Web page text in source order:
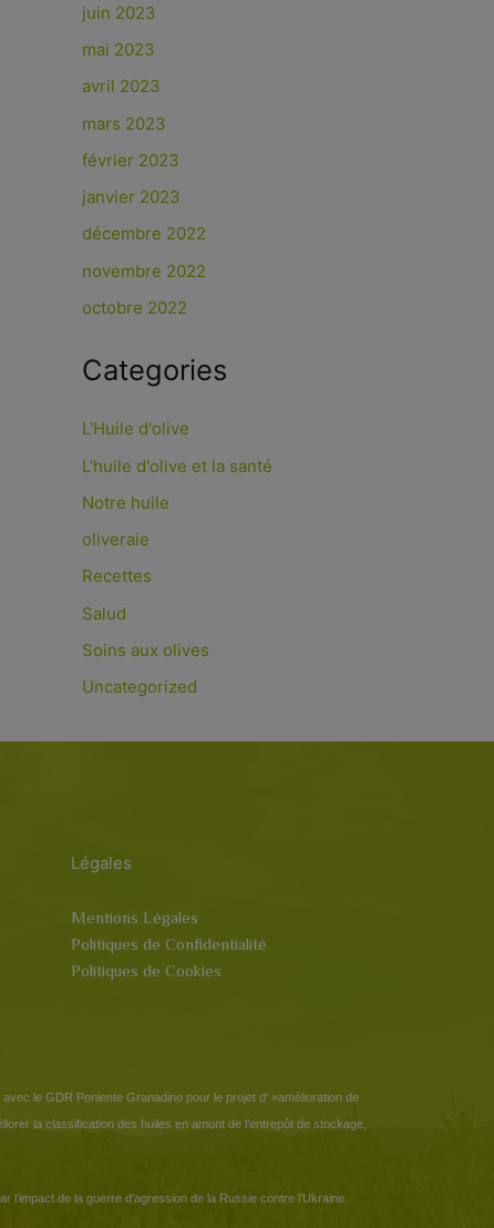
juin 2023
mai 2023
avril 2023
mars 2023
février 2023
janvier 2023
décembre 2022
novembre 2022
octobre 2022
Categories
L'Huile d'olive
L'huile d'olive et la santé
Notre huile
oliveraie
Recettes
Salud
Soins aux olives
Uncategorized
Légales
Mentions Légales
Politiques de Confidentialité
Politiques de Cookies
le GDR Poniente Granadino pour le projet d' »amélioration de
la classification des huiles en amont de l’entrepôt de stockage,
de la guerre d’agression de la Russie contre l’Ukraine.